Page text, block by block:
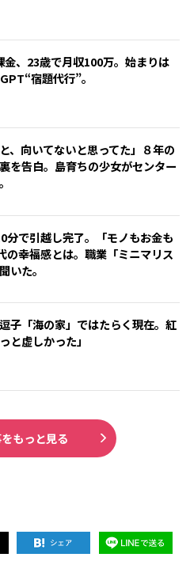
金、23歳で月収100万。始まりは
宿題代行”。
、向いてないと思ってた」８年の
を告白。島育ちの少女がセンター
分で引越し完了。「モノもお金も
の幸福感とは。職業「ミニマリス
いた。
子「海の家」ではたらく現在。紅
と虚しかった」
もっと見る